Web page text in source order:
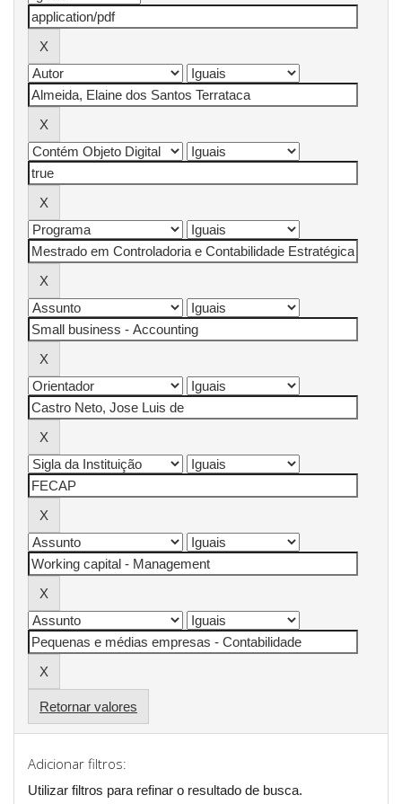
Retornar valores
Adicionar filtros:
Utilizar filtros para refinar o resultado de busca.